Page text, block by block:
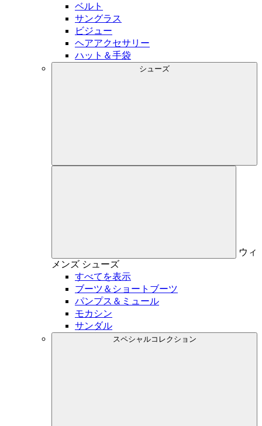
ベルト
サングラス
ビジュー
ヘアアクセサリー
ハット＆手袋
シューズ
ウィ
メンズ シューズ
すべてを表示
ブーツ＆ショートブーツ
パンプス＆ミュール
モカシン
サンダル
スペシャルコレクション